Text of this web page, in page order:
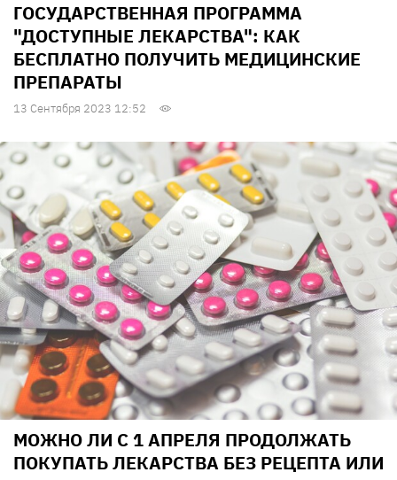
ГОСУДАРСТВЕННАЯ ПРОГРАММА
"ДОСТУПНЫЕ ЛЕКАРСТВА": КАК
БЕСПЛАТНО ПОЛУЧИТЬ МЕДИЦИНСКИЕ
ПРЕПАРАТЫ
13 Сентября 2023 12:52
МОЖНО ЛИ С 1 АПРЕЛЯ ПРОДОЛЖАТЬ
ПОКУПАТЬ ЛЕКАРСТВА БЕЗ РЕЦЕПТА ИЛИ